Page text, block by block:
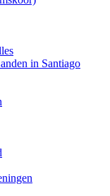
in Santiago